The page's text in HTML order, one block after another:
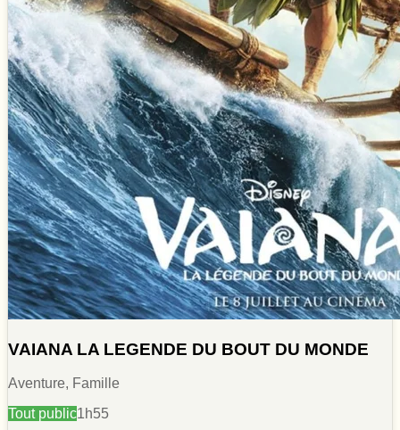
VAIANA LA LEGENDE DU BOUT DU MONDE
Aventure, Famille
Tout public1h55